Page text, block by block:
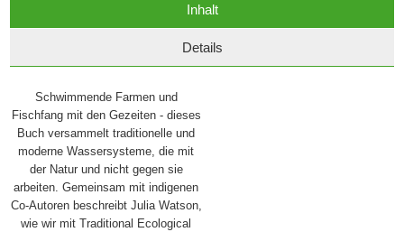
Inhalt
Details
Schwimmende Farmen und
Fischfang mit den Gezeiten - dieses
Buch versammelt traditionelle und
moderne Wassersysteme, die mit
der Natur und nicht gegen sie
arbeiten. Gemeinsam mit indigenen
Co-Autoren beschreibt Julia Watson,
wie wir mit Traditional Ecological